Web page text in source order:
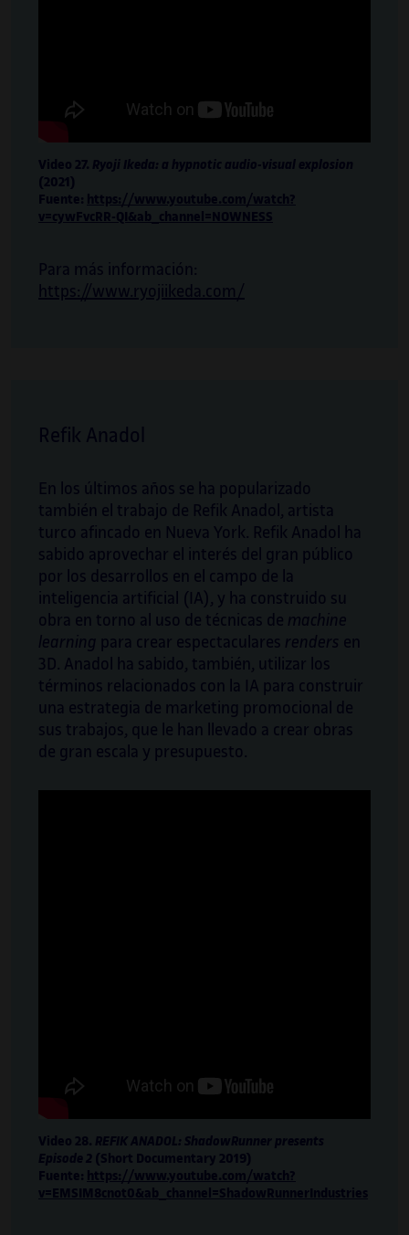
Video 27. Ryoji Ikeda: a hypnotic audio-visual explosion
(2021)
Fuente: https://www.youtube.com/watch?
v=cywFvcRR-QI&ab_channel=NOWNESS
Para más información:
https://www.ryojiikeda.com/
Refik Anadol
En los últimos años se ha popularizado
también el trabajo de Refik Anadol, artista
turco afincado en Nueva York. Refik Anadol ha
sabido aprovechar el interés del gran público
por los desarrollos en el campo de la
inteligencia artificial (IA), y ha construido su
obra en torno al uso de técnicas de machine
learning para crear espectaculares renders en
3D. Anadol ha sabido, también, utilizar los
términos relacionados con la IA para construir
una estrategia de marketing promocional de
sus trabajos, que le han llevado a crear obras
de gran escala y presupuesto.
Video 28. REFIK ANADOL: ShadowRunner presents
Episode 2 (Short Documentary 2019)
Fuente: https://www.youtube.com/watch?
v=EMSIM8cnot0&ab_channel=ShadowRunnerIndustries